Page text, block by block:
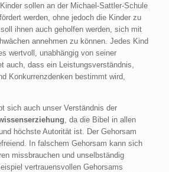
sollen an der Michael-Sattler-Schule
werden, ohne jedoch die Kinder zu
ihnen auch geholfen werden, sich mit
annehmen zu können. Jedes Kind
wertvoll, unabhängig von seiner
auch, dass ein Leistungsverständnis,
Konkurrenzdenken bestimmt wird,
sich auch unser Verständnis der
, da die Bibel in allen
höchste Autorität ist. Der Gehorsam
In falschem Gehorsam kann sich
missbrauchen und unselbständig
vertrauensvollen Gehorsams